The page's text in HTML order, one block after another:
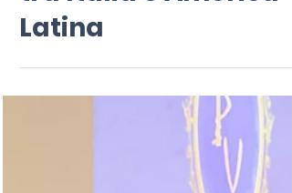
Un ponte di poesia
tra Italia e America